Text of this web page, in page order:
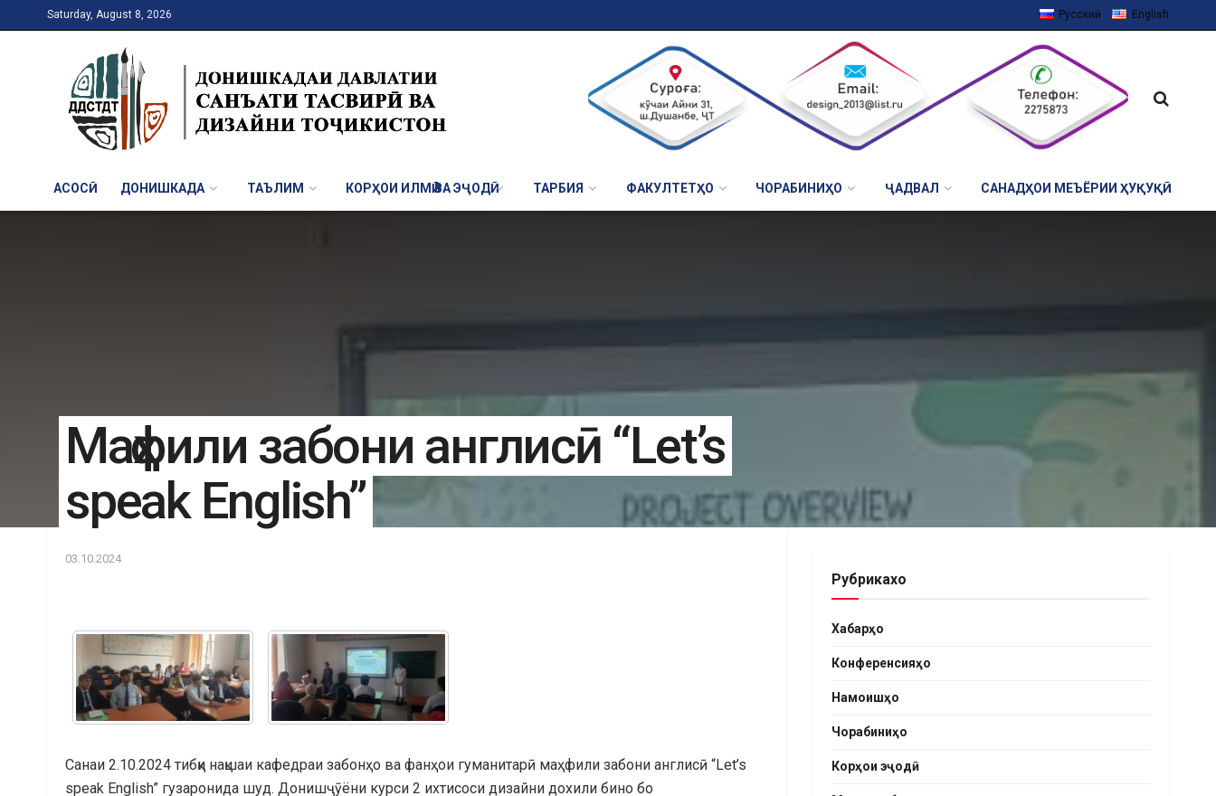
Saturday, August 8, 2026 Русский English
АСОСӢ ДОНИШКАДА ТАЪЛИМ КОРҲОИ ИЛМӢ ВА ЭҶОДӢ ТАРБИЯ ФАКУЛТЕТҲО ЧОРАБИНИҲО ҶАДВАЛ САНАДҲОИ МЕЪЁРИИ ҲУҚУҚӢ
Маҳфили забони англисӣ “Let’s
speak English”
03.10.2024
Санаи 2.10.2024 тибқи нақшаи кафедраи забонҳо ва фанҳои гуманитарӣ маҳфили забони англисӣ “Let’s
speak English” гузаронида шуд. Донишҷӯёни курси 2 ихтисоси дизайни дохили бино бо
Рубрикахо
Хабарҳо
Конференсияҳо
Намоишҳо
Чорабиниҳо
Корҳои эҷодӣ